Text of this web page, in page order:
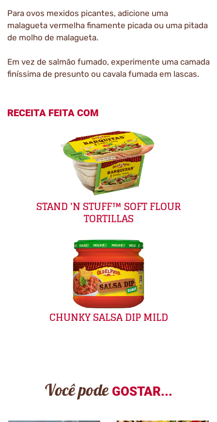
Para ovos mexidos picantes, adicione uma
malagueta vermelha finamente picada ou uma pitada
de molho de malagueta.
Em vez de salmão fumado, experimente uma camada
finíssima de presunto ou cavala fumada em lascas.
RECEITA FEITA COM
STAND 'N STUFF™ SOFT FLOUR
TORTILLAS
CHUNKY SALSA DIP MILD
Você pode GOSTAR...